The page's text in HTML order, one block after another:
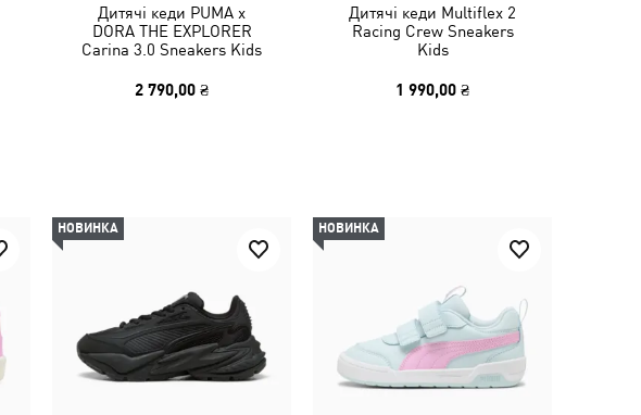
Дитячі кеди PUMA x
DORA THE EXPLORER
Carina 3.0 Sneakers Kids
2 790,00 ₴
Дитячі кеди Multiflex 2
Racing Crew Sneakers
Kids
1 990,00 ₴
НОВИНКА НОВИНКА